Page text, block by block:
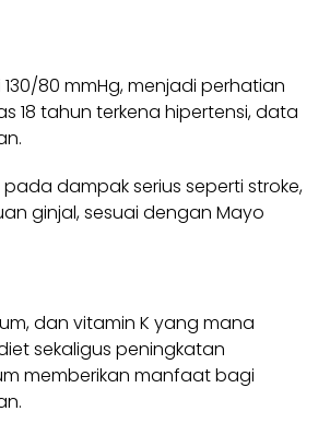
80 mmHg, menjadi perhatian
18 tahun terkena hipertensi, data
dampak serius seperti stroke,
ginjal, sesuai dengan Mayo
dan vitamin K yang mana
sekaligus peningkatan
memberikan manfaat bagi